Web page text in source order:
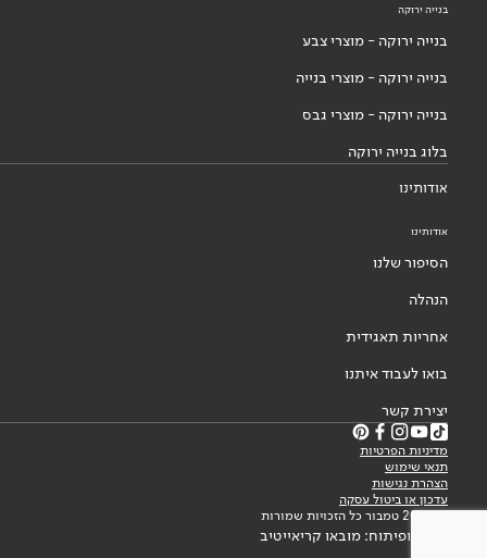
בנייה ירוקה
בנייה ירוקה - מוצרי צבע
בנייה ירוקה - מוצרי בנייה
בנייה ירוקה - מוצרי גבס
בלוג בנייה ירוקה
אודותינו
אודותינו
הסיפור שלנו
הנהלה
אחריות תאגידית
בואו לעבוד איתנו
יצירת קשר
מדיניות הפרטיות
תנאי שימוש
הצהרת נגישות
עדכון או ביטול עסקה
© 2026 טמבור כל הזכויות שמורות
עיצוב ופיתוח: מובאו קריאייטיב